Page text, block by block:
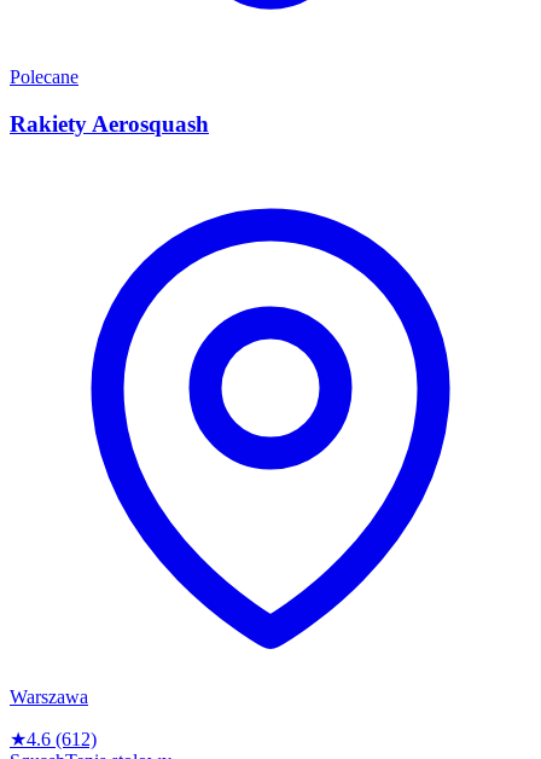
Polecane
Rakiety Aerosquash
Warszawa
★4.6 (612)